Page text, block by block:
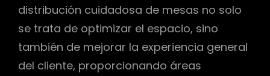
distribución cuidadosa de mesas no solo
se trata de optimizar el espacio, sino
también de mejorar la experiencia general
del cliente, proporcionando áreas